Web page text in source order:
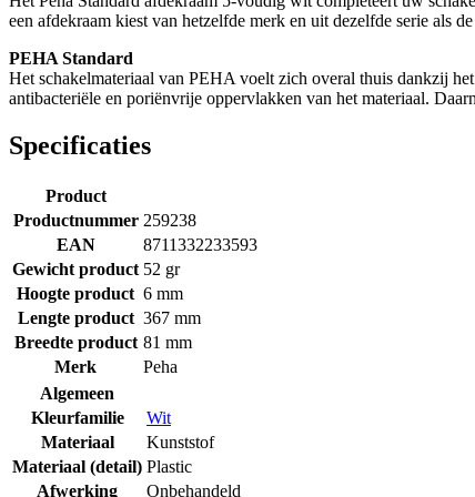
een afdekraam kiest van hetzelfde merk en uit dezelfde serie als
PEHA Standard
Het schakelmateriaal van PEHA voelt zich overal thuis dankzij
antibacteriële en poriënvrije oppervlakken van het materiaal.
Specificaties
Product
Productnummer 259238
EAN
8711332233593
Gewicht product 52 gr
Hoogte product 6 mm
Lengte product 367 mm
Breedte product 81 mm
Merk
Peha
Algemeen
Kleurfamilie
Wit
Materiaal
Kunststof
Materiaal (detail) Plastic
Afwerking
Onbehandeld